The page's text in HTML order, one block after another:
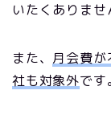
いたくありませ
また、 月会費が
社も対象外です。